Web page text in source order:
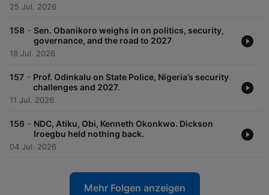
25 Jul. 2026
158 - Sen. Obanikoro weighs in on politics, security,
governance, and the road to 2027
18 Jul. 2026
157 - Prof. Odinkalu on State Police, Nigeria’s security
challenges and 2027.
11 Jul. 2026
156 - NDC, Atiku, Obi, Kenneth Okonkwo. Dickson
Iroegbu held nothing back.
04 Jul. 2026
Mehr Folgen anzeigen